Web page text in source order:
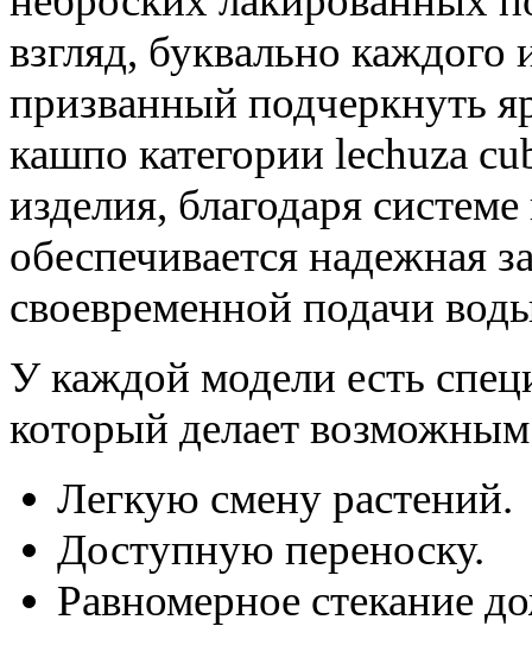
взгляд, буквально
призванный подчеркнуть
кашпо категории lechuza
изделия, благодаря
обеспечивается надежная
своевременной подачи
У каждой модели есть
который делает
Легкую смену растений.
Доступную переноску.
Равномерное стекание